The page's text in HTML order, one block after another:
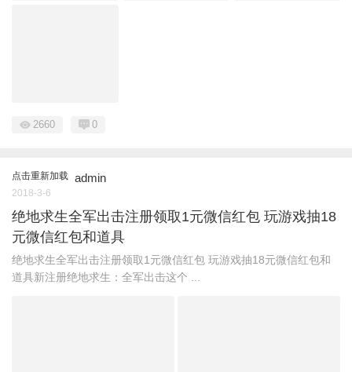
2660 0
点击重新加载 admin
2018-3-6
绝地求生全军出击注册领取1元微信红包 玩游戏抽18
元微信红包和道具
绝地求生全军出击注册领取1元微信红包 玩游戏抽18元微信红包和
道具新注册绝地求生：全军出击这个 ...